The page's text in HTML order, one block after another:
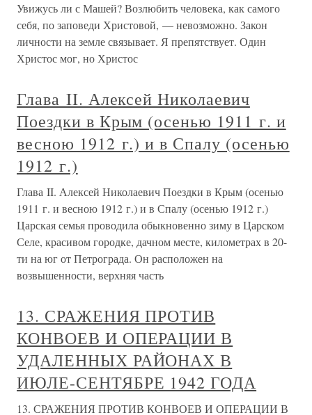
Увижусь ли с Машей? Возлюбить человека, как самого
себя, по заповеди Христовой, — невозможно. Закон
личности на земле связывает. Я препятствует. Один
Христос мог, но Христос
Глава II. Алексей Николаевич
Поездки в Крым (осенью 1911 г. и
весною 1912 г.) и в Спалу (осенью
1912 г.)
Глава II. Алексей Николаевич Поездки в Крым (осенью
1911 г. и весною 1912 г.) и в Спалу (осенью 1912 г.)
Царская семья проводила обыкновенно зиму в Царском
Селе, красивом городке, дачном месте, километрах в 20-
ти на юг от Петрограда. Он расположен на
возвышенности, верхняя часть
13. СРАЖЕНИЯ ПРОТИВ
КОНВОЕВ И ОПЕРАЦИИ В
УДАЛЕННЫХ РАЙОНАХ В
ИЮЛЕ-СЕНТЯБРЕ 1942 ГОДА
13. СРАЖЕНИЯ ПРОТИВ КОНВОЕВ И ОПЕРАЦИИ В